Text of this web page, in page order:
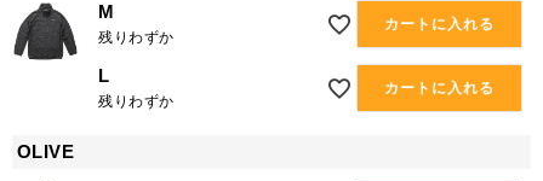
M
残りわずか
カートに入れる
L
残りわずか
カートに入れる
OLIVE